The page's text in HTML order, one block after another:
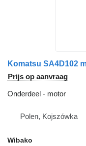
Komatsu SA4D102
Prijs op aanvraag
Onderdeel - motor
Polen, Kojszówka
Wibako